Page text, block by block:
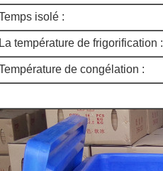
isolé :
La température de frigorification :
de congélation :